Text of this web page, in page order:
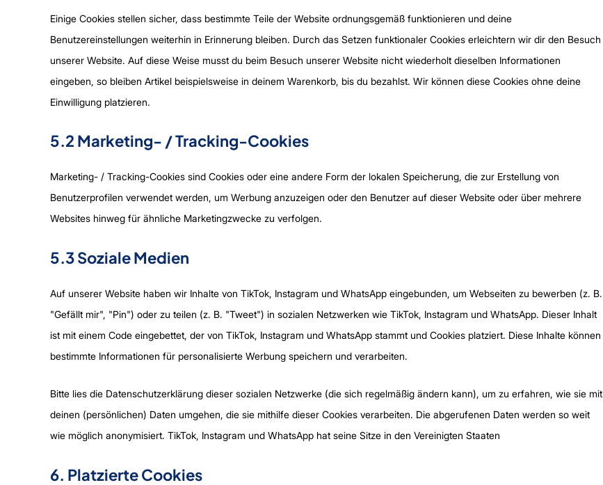
Einige Cookies stellen sicher, dass bestimmte Teile der Website ordnungsgemäß funktionieren und deine
Benutzereinstellungen weiterhin in Erinnerung bleiben. Durch das Setzen funktionaler Cookies erleichtern wir dir den Besuch
unserer Website. Auf diese Weise musst du beim Besuch unserer Website nicht wiederholt dieselben Informationen
eingeben, so bleiben Artikel beispielsweise in deinem Warenkorb, bis du bezahlst. Wir können diese Cookies ohne deine
Einwilligung platzieren.
5.2 Marketing- / Tracking-Cookies
Marketing- / Tracking-Cookies sind Cookies oder eine andere Form der lokalen Speicherung, die zur Erstellung von
Benutzerprofilen verwendet werden, um Werbung anzuzeigen oder den Benutzer auf dieser Website oder über mehrere
Websites hinweg für ähnliche Marketingzwecke zu verfolgen.
5.3 Soziale Medien
Auf unserer Website haben wir Inhalte von TikTok, Instagram und WhatsApp eingebunden, um Webseiten zu bewerben (z. B.
"Gefällt mir", "Pin") oder zu teilen (z. B. "Tweet") in sozialen Netzwerken wie TikTok, Instagram und WhatsApp. Dieser Inhalt
ist mit einem Code eingebettet, der von TikTok, Instagram und WhatsApp stammt und Cookies platziert. Diese Inhalte können
bestimmte Informationen für personalisierte Werbung speichern und verarbeiten.
Bitte lies die Datenschutzerklärung dieser sozialen Netzwerke (die sich regelmäßig ändern kann), um zu erfahren, wie sie mit
deinen (persönlichen) Daten umgehen, die sie mithilfe dieser Cookies verarbeiten. Die abgerufenen Daten werden so weit
wie möglich anonymisiert. TikTok, Instagram und WhatsApp hat seine Sitze in den Vereinigten Staaten
6. Platzierte Cookies